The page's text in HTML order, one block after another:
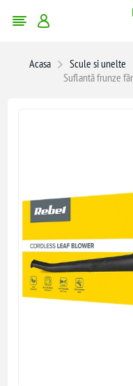
Acasa Scule si unelte
Suflantă frunze